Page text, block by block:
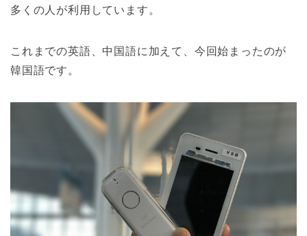
多くの人が利用しています。
これまでの英語、中国語に加えて、今回始まったのが
韓国語です。